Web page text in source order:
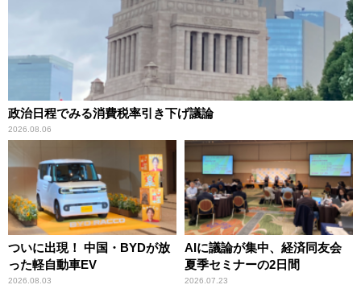
政治日程でみる消費税率引き下げ議論
2026.08.06
ついに出現！ 中国・BYDが放
った軽自動車EV
2026.08.03
AIに議論が集中、経済同友会
夏季セミナーの2日間
2026.07.23